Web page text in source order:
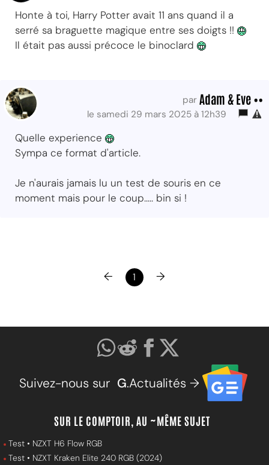
Honte à toi, Harry Potter avait 11 ans quand il a
serré sa braguette magique entre ses doigts !!
Il était pas aussi précoce le binoclard
par Adam & Eve ••
le samedi 29 mars 2025 à 12h39
Quelle experience
Sympa ce format d'article.
Je n'aurais jamais lu un test de souris en ce
moment mais pour le coup..... bin si !
← 1 →
Suivez-nous sur G.Actualités →
SUR LE COMPTOIR, AU ~MÊME SUJET
Test • NZXT H6 Flow RGB
Test • NZXT Kraken Elite 240 RGB (2024)